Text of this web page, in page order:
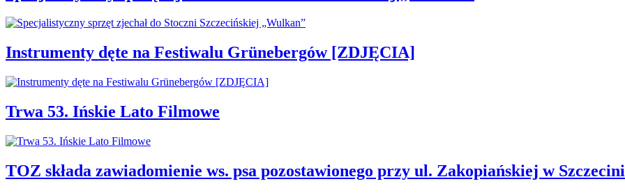
Instrumenty dęte na Festiwalu Grünebergów [ZDJĘCIA]
Trwa 53. Ińskie Lato Filmowe
TOZ składa zawiadomienie ws. psa pozostawionego przy ul. Zakopiańskiej w